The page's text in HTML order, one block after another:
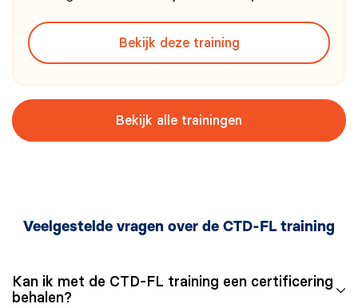
training biedt een diepgaand overzicht van Agile
principes en de essentiële rol van testen binnen
Agile-pr
Bekijk deze training
Bekijk alle trainingen
Veelgestelde vragen over de CTD-FL training
Kan ik met de CTD-FL training een certificering
behalen?